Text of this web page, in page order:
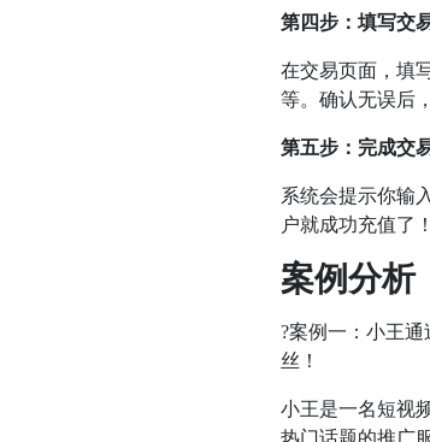
第四步：填写交
在交易页面，填
等。确认无误后
第五步：完成交
系统会提示你输
户就成功充值了！
案例分析
?案例一：小王
丝！
小王是一名短视
热门话题的推广